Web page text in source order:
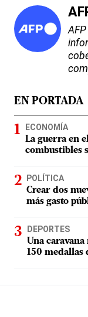
EN PORTADA
ECONOMÍA
La guerra en
combustibles
POLÍTICA
Crear dos
más gasto
DEPORTES
Una
150 medallas